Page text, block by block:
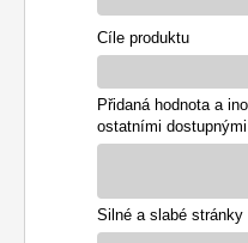
Cíle produktu
Přidaná hodnota a
ostatními
Silné a slabé stránky